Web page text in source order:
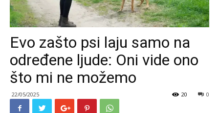
Evo zašto psi laju samo na
određene ljude: Oni vide ono
što mi ne možemo
22/05/2025 0
20